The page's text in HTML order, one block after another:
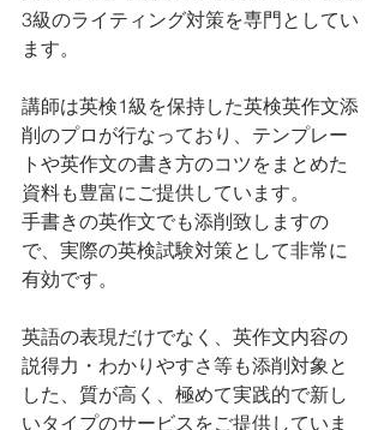
3級のライティング対策を専門としてい
ます。
講師は英検1級を保持した英検英作文添
削のプロが行なっており、テンプレー
トや英作文の書き方のコツをまとめた
資料も豊富にご提供しています。
手書きの英作文でも添削致しますの
で、実際の英検試験対策として非常に
有効です。
英語の表現だけでなく、英作文内容の
説得力・わかりやすさ等も添削対象と
した、質が高く、極めて実践的で新し
いタイプのサービスをご提供していま